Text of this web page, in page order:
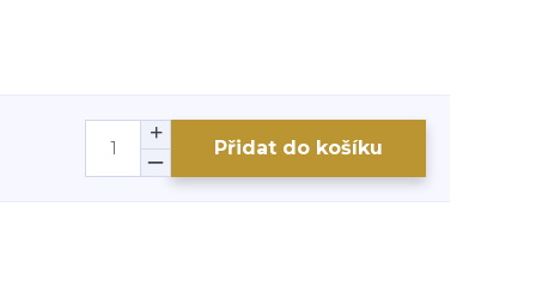
Přidat do košíku